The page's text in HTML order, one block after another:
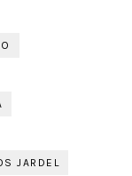
JARDEL